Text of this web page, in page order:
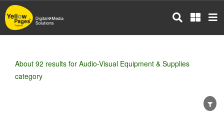
Skip
to
main
About 92 results for Audio-Visual Equipment & Supplies
category